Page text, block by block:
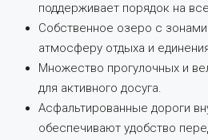
поддерживает порядок на
Собственное озеро с
атмосферу отдыха и
Множество прогулочных и
для активного досуга.
Асфальтированные дороги
обеспечивают удобство